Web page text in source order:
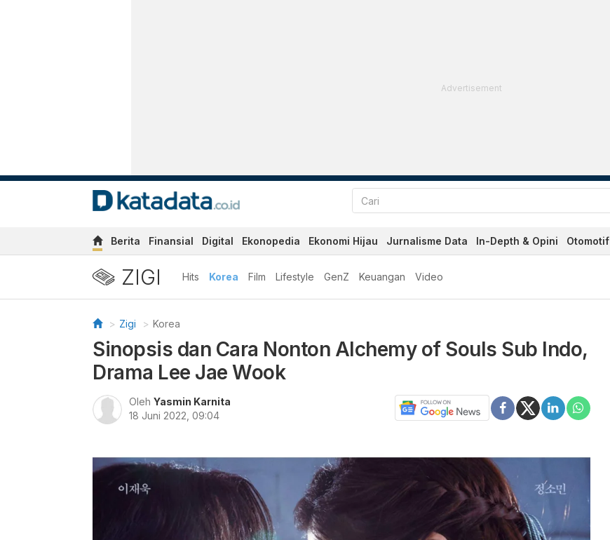
Advertisement
Berita Finansial Digital Ekonopedia Ekonomi Hijau Jurnalisme Data In-Depth & Opini Otomotif
ZIGI Hits Korea Film Lifestyle GenZ Keuangan Video
Zigi Korea
Sinopsis dan Cara Nonton Alchemy of Souls Sub Indo,
Drama Lee Jae Wook
Oleh Yasmin Karnita
18 Juni 2022, 09:04